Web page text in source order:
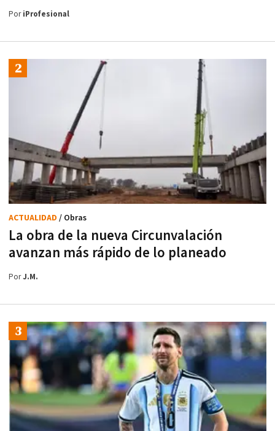
PoriProfesional
La obra de la nueva Circunvalación
avanzan más rápido de lo planeado
ACTUALIDAD / Obras
PorJ.M.